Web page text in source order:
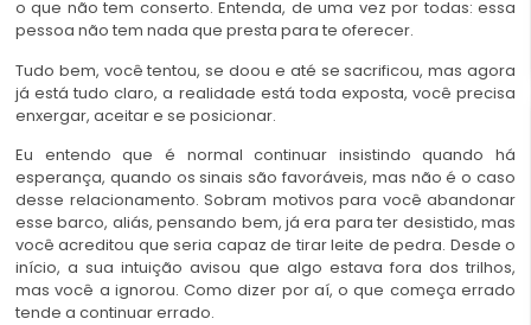
o que não tem conserto. Entenda, de uma vez por todas: essa
pessoa não tem nada que presta para te oferecer.
Tudo bem, você tentou, se doou e até se sacrificou, mas agora
já está tudo claro, a realidade está toda exposta, você precisa
enxergar, aceitar e se posicionar.
Eu entendo que é normal continuar insistindo quando há
esperança, quando os sinais são favoráveis, mas não é o caso
desse relacionamento. Sobram motivos para você abandonar
esse barco, aliás, pensando bem, já era para ter desistido, mas
você acreditou que seria capaz de tirar leite de pedra. Desde o
início, a sua intuição avisou que algo estava fora dos trilhos,
mas você a ignorou. Como dizer por aí, o que começa errado
tende a continuar errado.